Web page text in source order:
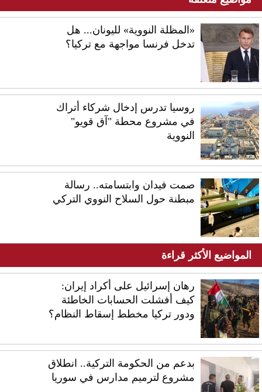
«المظلة النووية» لليونان... هل
تدخل فرنسا مواجهة مع تركيا؟
روسيا تدرس إدخال شركاء أتراك
في مشروع محطة "آق قويو"
النووية
صمت فيدان وابتسامته.. رسالة
مبطنة حول السلاح النووي التركي
المواضيع الأكثر قراءة
رهان إسرائيل على أكراد إيران:
كيف أفشلت الحسابات الخاطئة
ودور تركيا مخطط إسقاط النظام؟
بدعم من الحكومة التركية.. انطلاق
مشروع لترميم مدارس في سوريا